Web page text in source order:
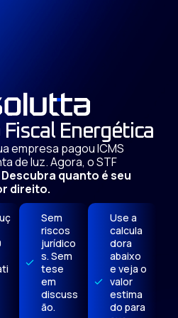
Fiscal Energética
empresa pagou ICMS
de luz. Agora, o STF
Descubra quanto é seu
direito.
Sem
riscos
jurídico
s. Sem
tese
em
discuss
ão.
Use a
calcula
dora
abaixo
e veja o
valor
estima
do para